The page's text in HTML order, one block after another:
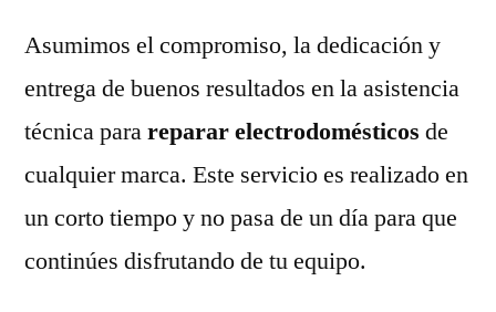
Asumimos el compromiso, la dedicación y
entrega de buenos resultados en la asistencia
técnica parareparar electrodomésticos de
cualquier marca. Este servicio es realizado en
un corto tiempo y no pasa de un día para que
continúes disfrutando de tu equipo.